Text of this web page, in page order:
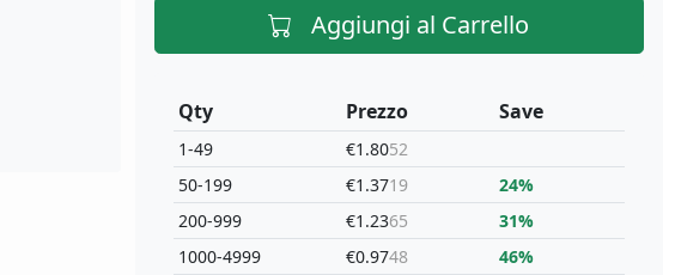
Aggiungi al Carrello
Qty
1-49
50-199
200-999
1000-4999
Prezzo
€1.8052
€1.3719
€1.2365
€0.9748
Save
24%
31%
46%